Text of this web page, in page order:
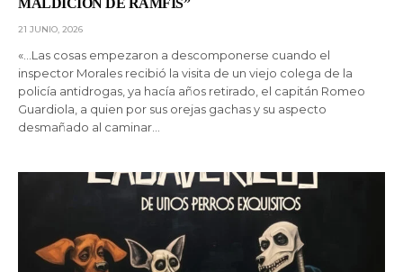
21 JUNIO, 2026
«…Las cosas empezaron a descomponerse cuando el
inspector Morales recibió la visita de un viejo colega de la
policía antidrogas, ya hacía años retirado, el capitán Romeo
Guardiola, a quien por sus orejas gachas y su aspecto
desmañado al caminar…